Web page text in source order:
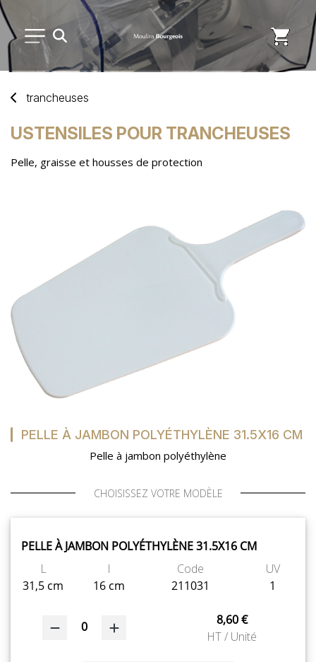
USAGE UNIQUE
DISTRIBUTION DE REPAS
NOUVEAUTÉS
SAV
MES LISTES
MA COMMANDE
SUR-MESURE
trancheuses
USTENSILES POUR TRANCHEUSES
Pelle, graisse et housses de protection
PELLE À JAMBON POLYÉTHYLÈNE 31.5X16 CM
Pelle à jambon polyéthylène
CHOISISSEZ VOTRE MODÈLE
PELLE À JAMBON POLYÉTHYLÈNE 31.5X16 CM
L
31,5 cm
l
16 cm
Code
211031
UV
1
0
8,60 €
HT / Unité